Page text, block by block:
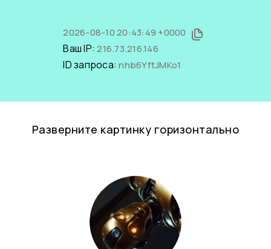
2026-08-10 20:43:49 +0000
Ваш IP:216.73.216.146
ID запроса:nhb6YftJMKo1
Разверните картинку горизонтально